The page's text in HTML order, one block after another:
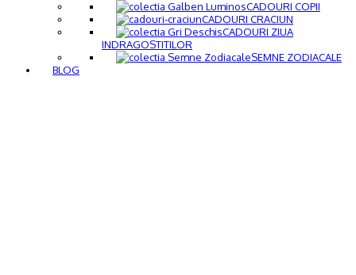
CADOURI COPII
CADOURI CRACIUN
CADOURI ZIUA
INDRAGOSTITILOR
SEMNE ZODIACALE
BLOG